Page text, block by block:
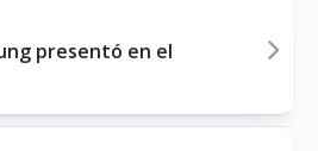
presentó en el